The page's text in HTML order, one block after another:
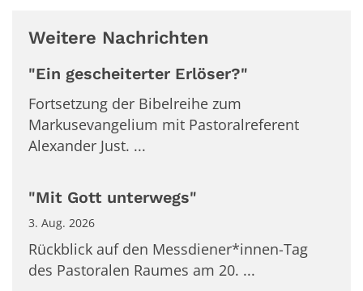
Weitere Nachrichten
"Ein gescheiterter Erlöser?"
Fortsetzung der Bibelreihe zum
Markusevangelium mit Pastoralreferent
Alexander Just. ...
"Mit Gott unterwegs"
3. Aug. 2026
Rückblick auf den Messdiener*innen-Tag
des Pastoralen Raumes am 20. ...